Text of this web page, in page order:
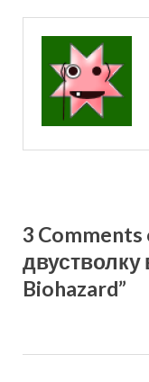
3 Comments
двустволку
Biohazard”